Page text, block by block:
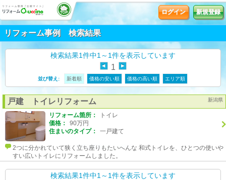
ログイン 新規登録
リフォーム事例 検索結果
検索結果1件中1～1件を表示しています
1
並び替え: 新着順 価格の安い順 価格の高い順 エリア順
戸建 トイレリフォーム 新潟県
リフォーム箇所：
トイレ
価格：
90万円
住まいのタイプ：
一戸建て
2つに分かれていて狭く立ち座りもたいへんな 和式トイレを、ひとつの使いや
すい広いトイレにリフォームしました。
検索結果1件中1～1件を表示しています